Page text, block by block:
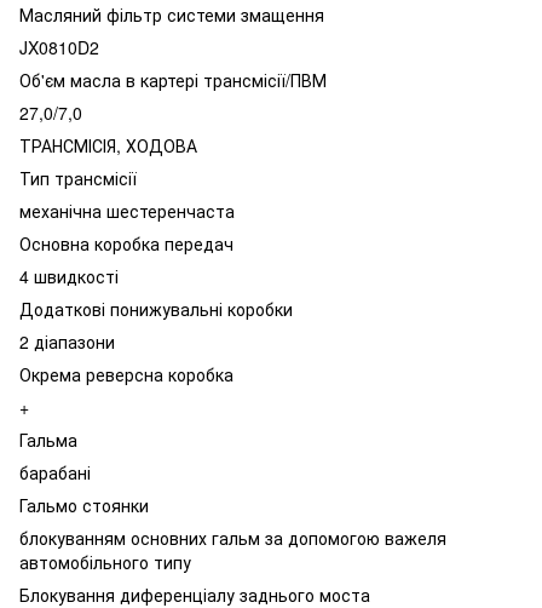
Масляний фільтр системи змащення
JX0810D2
Об'єм масла в картері трансмісії/ПВМ
27,0/7,0
ТРАНСМІСІЯ, ХОДОВА
Тип трансмісії
механічна шестеренчаста
Основна коробка передач
4 швидкості
Додаткові понижувальні коробки
2 діапазони
Окрема реверсна коробка
+
Гальма
барабані
Гальмо стоянки
блокуванням основних гальм за допомогою важеля
автомобільного типу
Блокування диференціалу заднього моста